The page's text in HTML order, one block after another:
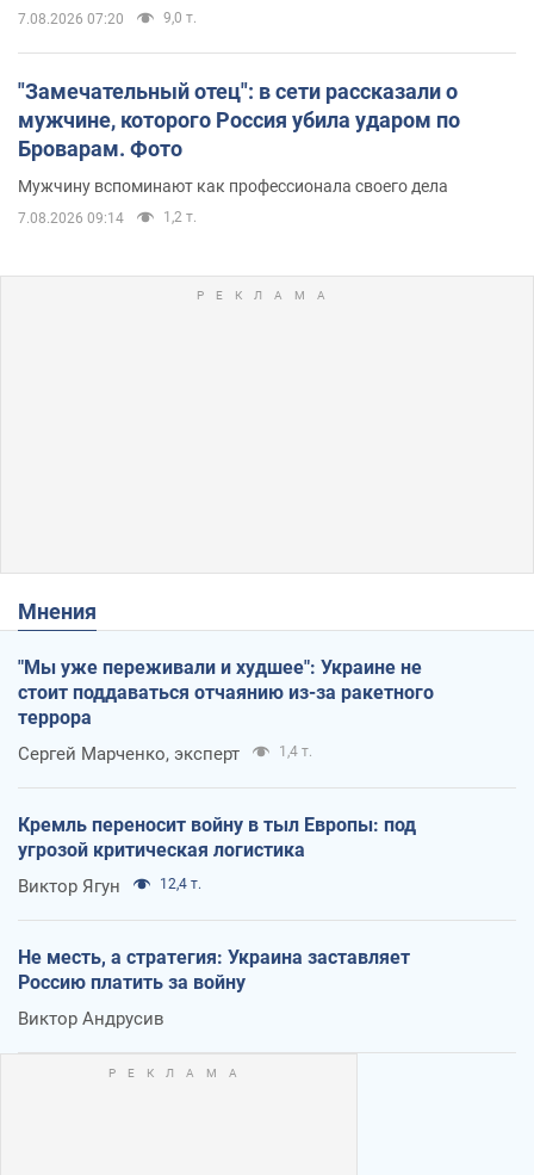
7.08.2026 07:20 9,0 т.
"Замечательный отец": в сети рассказали о
мужчине, которого Россия убила ударом по
Броварам. Фото
Мужчину вспоминают как профессионала своего дела
7.08.2026 09:14 1,2 т.
Мнения
"Мы уже переживали и худшее": Украине не
стоит поддаваться отчаянию из-за ракетного
террора
Сергей Марченко, эксперт 1,4 т.
Кремль переносит войну в тыл Европы: под
угрозой критическая логистика
Виктор Ягун 12,4 т.
Не месть, а стратегия: Украина заставляет
Россию платить за войну
Виктор Андрусив